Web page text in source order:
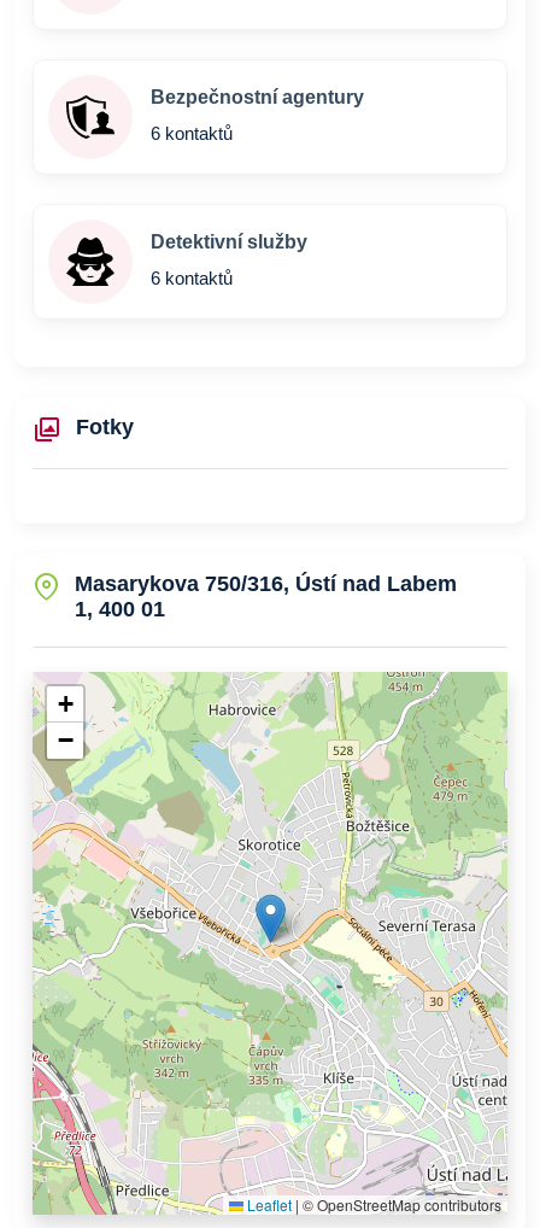
Bezpečnostní agentury
6 kontaktů
Detektivní služby
6 kontaktů
Fotky
Masarykova 750/316, Ústí nad Labem
1, 400 01
+
−
Leaflet | © OpenStreetMap contributors